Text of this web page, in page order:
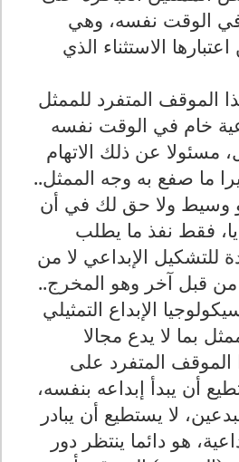
في الوقت نفسه، وهي
الاستثناء الذي
الموقف المتفرد للممثل
خام في الوقت نفسه
مسئولا عن ذلك الاتهام
ما صفع به وجه الممثل..
وسيط ولا حق لك في أن
فقط نفذ ما يطلب
للتشكيل الإبداعي لا من
قبل آخر وهو المخرج..
الإبداع التمثيلي
بما لا يدع مجالا
المتفرد على
أن يبدأ إبداعه بنفسه،
لا يستطيع أن يبادر
هو دائما ينتظر دور